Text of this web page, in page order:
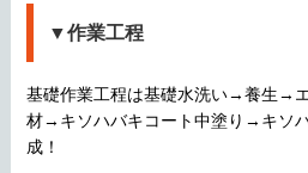
▼作業工程
基礎作業工程は基礎水洗い→養生→
材→キソハバキコート中塗り→キソ
成！